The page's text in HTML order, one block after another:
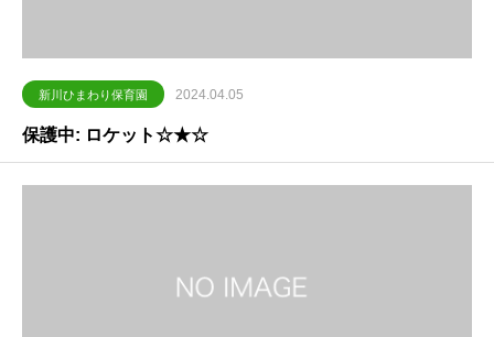
新川ひまわり保育園 2024.04.05
保護中: ロケット☆★☆